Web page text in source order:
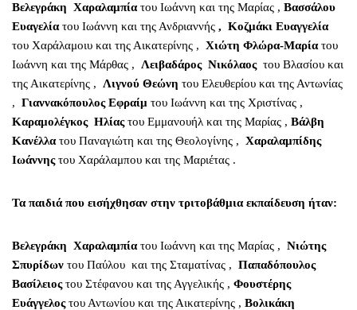
Βελεγράκη Χαραλαμπίατου Ιωάννη και της Μαρίας , Βασσάλου
Ευαγελίατου Ιωάννη και της Ανδριαννής , Κοζμάκι Ευαγγελία
του Χαράλαμοιυ και της Αικατερίνης , Χιώτη Φλώρα-Μαρίατου
Ιωάννη και της Μάρθας ,
Λειβαδάρος Νικόλαος του Βλασίου και
της Αικατερίνης , Λιγνού Θεώνη του Ελευθερίου και της Αντωνίας
, Γιαννακόπουλος Εφραίμ του Ιωάννη και της Χριστίνας ,
Καραμολέγκος Ηλίαςτου Εμμανουήλ και της Μαρίας , Βάλβη
Κανέλλατου Παναγιώτη και της Θεολογίνης , Χαραλαμπίδης
Ιωάννηςτου Χαράλαμπου και της Μαριέτας .
Τα παιδιά που εισήχθησαν στην τριτοβάθμια εκπαίδευση ήταν:
Βελεγράκη Χαραλαμπίατου Ιωάννη και της Μαρίας , Νιώτης
Σπυρίδων του Παύλου και της Σταματίνας , Παπαδόπουλος
Βασίλειοςτου Στέφανου και της Αγγελικής , Φουστέρης
Ευάγγελοςτου Αντωνίου και της Αικατερίνης , Βολικάκη